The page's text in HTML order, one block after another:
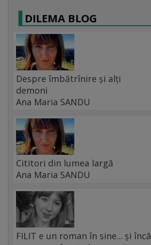
DILEMA BLOG
Despre îmbătrînire și alți
demoni
Ana Maria SANDU
Cititori din lumea largă
Ana Maria SANDU
FILIT e un roman în sine... și încă